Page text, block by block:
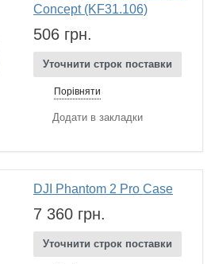
Concept (KF31.106)
506 грн.
Уточнити строк поставки
Порівняти
Додати в закладки
DJI Phantom 2 Pro Case
7 360 грн.
Уточнити строк поставки